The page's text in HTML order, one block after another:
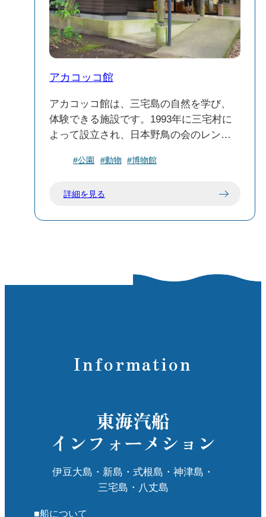
アカコッコ館
アカコッコ館は、三宅島の自然を学び、
体験できる施設です。1993年に三宅村に
よって設立され、日本野鳥の会のレンジ
活動を行っています。館内では、野鳥や
関する展示が行われています。特に、三
アカコッコの展示：三宅島を代表する希
島の自然を学べます。
双眼鏡の貸出：バードウォッチング用の
双眼鏡が貸し出されており、観察をサポ
📝 訪問時のポイント
#公園 #動物 #博物館
詳細を見る
Information
東海汽船
インフォーメション
伊豆大島・新島・式根島・神津島・
三宅島・八丈島
■船について